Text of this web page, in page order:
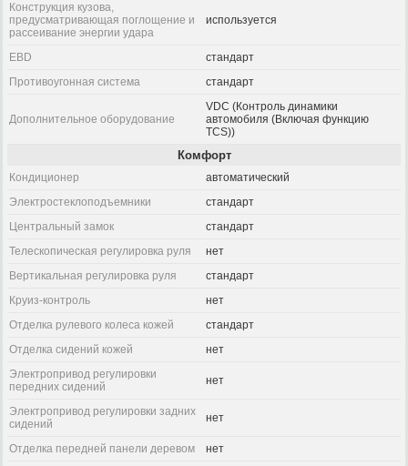
Конструкция кузова,
предусматривающая поглощение и
рассеивание энергии удара
используется
EBD
стандарт
Противоугонная система
стандарт
Дополнительное оборудование
VDC (Контроль динамики
автомобиля (Включая функцию
TCS))
Комфорт
Кондиционер
автоматический
Электростеклоподъемники
стандарт
Центральный замок
стандарт
Телескопическая регулировка руля
нет
Вертикальная регулировка руля
стандарт
Круиз-контроль
нет
Отделка рулевого колеса кожей
стандарт
Отделка сидений кожей
нет
Электропривод регулировки
передних сидений
нет
Электропривод регулировки задних
сидений
нет
Отделка передней панели деревом
нет